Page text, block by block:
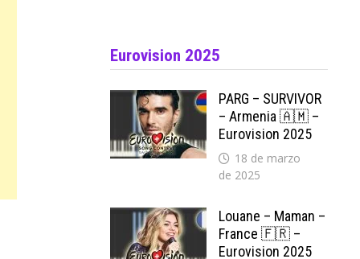
Eurovision 2025
PARG – SURVIVOR
– Armenia 🇦🇲 –
Eurovision 2025
18 de marzo
de 2025
Louane – Maman –
France 🇫🇷 –
Eurovision 2025